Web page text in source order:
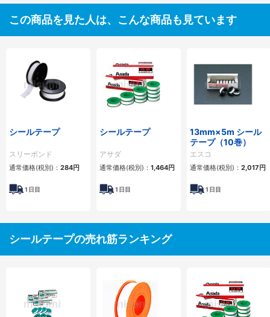
この商品を見た人は、こんな商品も見ています
シールテープ
スリーボンド
通常価格(税別)： 284円
1 日目
シールテープ
アサダ
通常価格(税別)： 1,464円
1 日目
13mm×5m シール
テープ（10巻）
エスコ
通常価格(税別)： 2,017円
1 日目
シールテープの売れ筋ランキング